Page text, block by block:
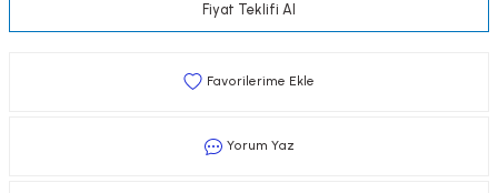
Fiyat Teklifi Al
Yorum Yaz